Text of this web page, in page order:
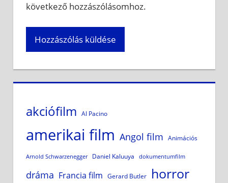
következő hozzászólásomhoz.
akciófilm Al Pacino
amerikai film Angol film Animációs
Arnold Schwarzenegger Daniel Kaluuya dokumentumfilm
dráma Francia film Gerard Butler horror